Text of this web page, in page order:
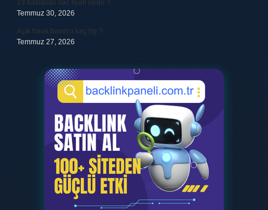
23 baklavalı sac fiyatı nedir ?
Temmuz 30, 2026
Açık hava basıncı kaç hg ?
Temmuz 27, 2026